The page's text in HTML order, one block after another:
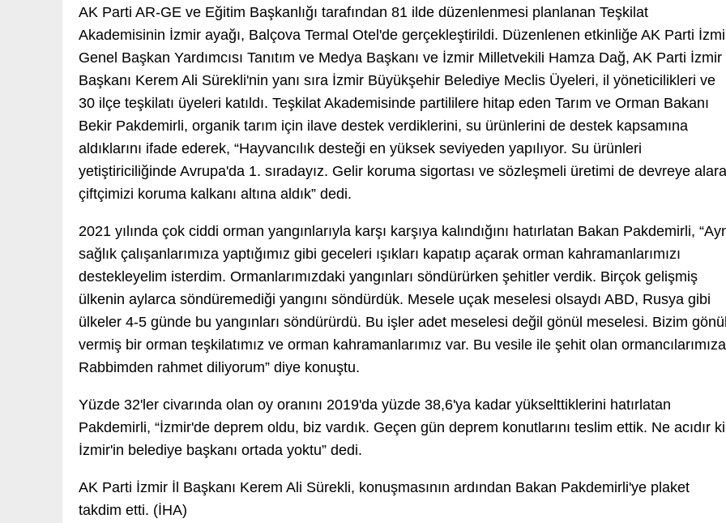
AK Parti AR-GE ve Eğitim Başkanlığı tarafından 81 ilde düzenlenmesi planlanan Teşkilat
Akademisinin İzmir ayağı, Balçova Termal Otel'de gerçekleştirildi. Düzenlenen etkinliğe AK Parti
Genel Başkan Yardımcısı Tanıtım ve Medya Başkanı ve İzmir Milletvekili Hamza Dağ, AK Parti İzmir
Başkanı Kerem Ali Sürekli'nin yanı sıra İzmir Büyükşehir Belediye Meclis Üyeleri, il yöneticilikleri ve
30 ilçe teşkilatı üyeleri katıldı. Teşkilat Akademisinde partililere hitap eden Tarım ve Orman Bakanı
Bekir Pakdemirli, organik tarım için ilave destek verdiklerini, su ürünlerini de destek kapsamına
aldıklarını ifade ederek, “Hayvancılık desteği en yüksek seviyeden yapılıyor. Su ürünleri
yetiştiriciliğinde Avrupa'da 1. sıradayız. Gelir koruma sigortası ve sözleşmeli üretimi de devreye
çiftçimizi koruma kalkanı altına aldık” dedi.
2021 yılında çok ciddi orman yangınlarıyla karşı karşıya kalındığını hatırlatan Bakan Pakdemirli,
sağlık çalışanlarımıza yaptığımız gibi geceleri ışıkları kapatıp açarak orman kahramanlarımızı
destekleyelim isterdim. Ormanlarımızdaki yangınları söndürürken şehitler verdik. Birçok gelişmiş
ülkenin aylarca söndüremediği yangını söndürdük. Mesele uçak meselesi olsaydı ABD, Rusya gibi
ülkeler 4-5 günde bu yangınları söndürürdü. Bu işler adet meselesi değil gönül meselesi. Bizim
vermiş bir orman teşkilatımız ve orman kahramanlarımız var. Bu vesile ile şehit olan ormancılarımıza
Rabbimden rahmet diliyorum” diye konuştu.
Yüzde 32'ler civarında olan oy oranını 2019'da yüzde 38,6'ya kadar yükselttiklerini hatırlatan
Pakdemirli, “İzmir'de deprem oldu, biz vardık. Geçen gün deprem konutlarını teslim ettik. Ne acıdır ki
İzmir'in belediye başkanı ortada yoktu” dedi.
AK Parti İzmir İl Başkanı Kerem Ali Sürekli, konuşmasının ardından Bakan Pakdemirli'ye plaket
takdim etti. (İHA)